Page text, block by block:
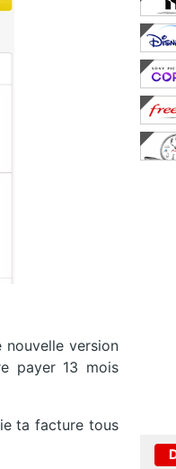
nouvelle version
payer 13 mois
ta facture tous